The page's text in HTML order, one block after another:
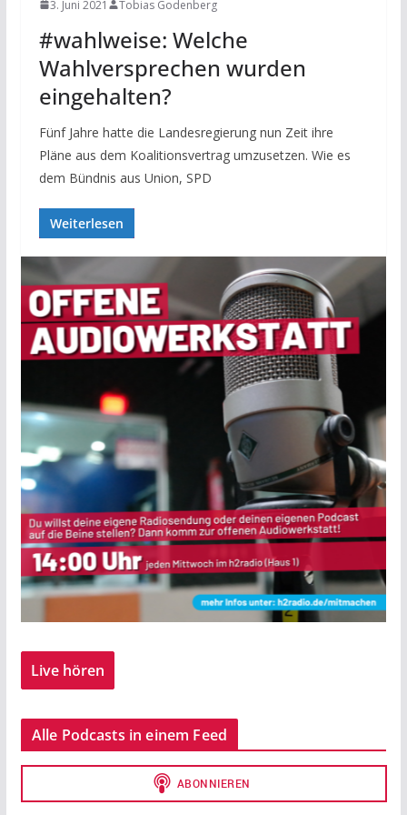
3. Juni 2021 Tobias Godenberg
#wahlweise: Welche
Wahlversprechen wurden
eingehalten?
Fünf Jahre hatte die Landesregierung nun Zeit ihre
Pläne aus dem Koalitionsvertrag umzusetzen. Wie es
dem Bündnis aus Union, SPD
Weiterlesen
Live hören
Alle Podcasts in einem Feed